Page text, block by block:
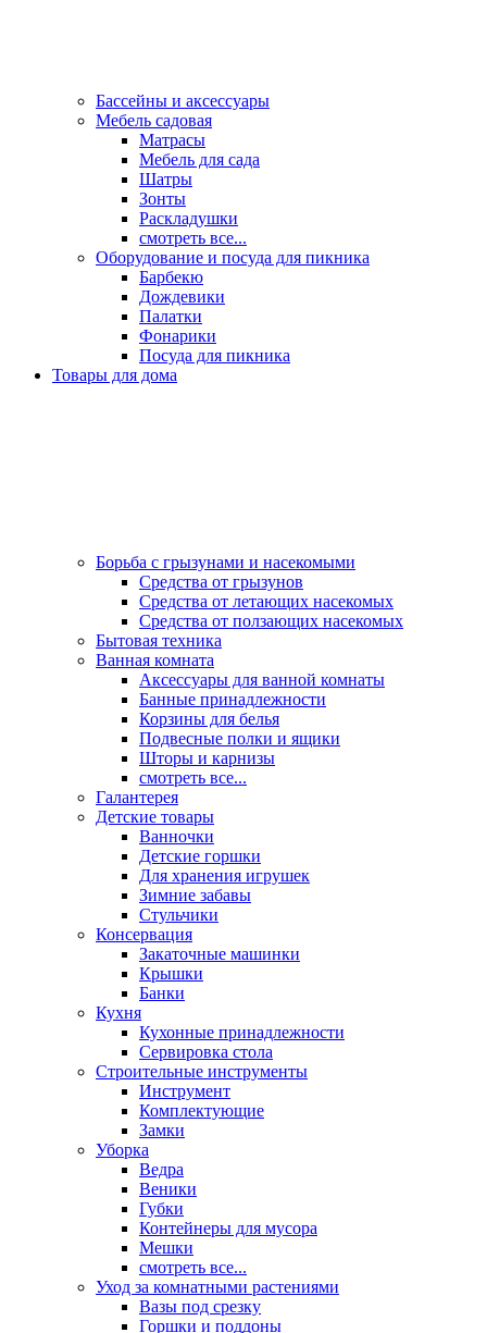
Бассейны и аксессуары
Мебель садовая
Матрасы
Мебель для сада
Шатры
Зонты
Раскладушки
смотреть все...
Оборудование и посуда для пикника
Барбекю
Дождевики
Палатки
Фонарики
Посуда для пикника
Товары для дома
Борьба с грызунами и насекомыми
Средства от грызунов
Средства от летающих насекомых
Средства от ползающих насекомых
Бытовая техника
Ванная комната
Аксессуары для ванной комнаты
Банные принадлежности
Корзины для белья
Подвесные полки и ящики
Шторы и карнизы
смотреть все...
Галантерея
Детские товары
Ванночки
Детские горшки
Для хранения игрушек
Зимние забавы
Стульчики
Консервация
Закаточные машинки
Крышки
Банки
Кухня
Кухонные принадлежности
Сервировка стола
Строительные инструменты
Инструмент
Комплектующие
Замки
Уборка
Ведра
Веники
Губки
Контейнеры для мусора
Мешки
смотреть все...
Уход за комнатными растениями
Вазы под срезку
Горшки и поддоны